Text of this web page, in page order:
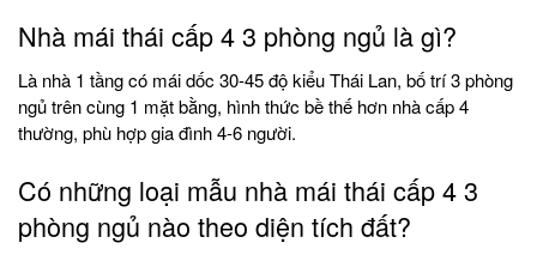
Nhà mái thái cấp 4 3 phòng ngủ là gì?
Là nhà 1 tầng có mái dốc 30-45 độ kiểu Thái Lan, bố trí 3 phòng
ngủ trên cùng 1 mặt bằng, hình thức bề thế hơn nhà cấp 4
thường, phù hợp gia đình 4-6 người.
Có những loại mẫu nhà mái thái cấp 4 3
phòng ngủ nào theo diện tích đất?